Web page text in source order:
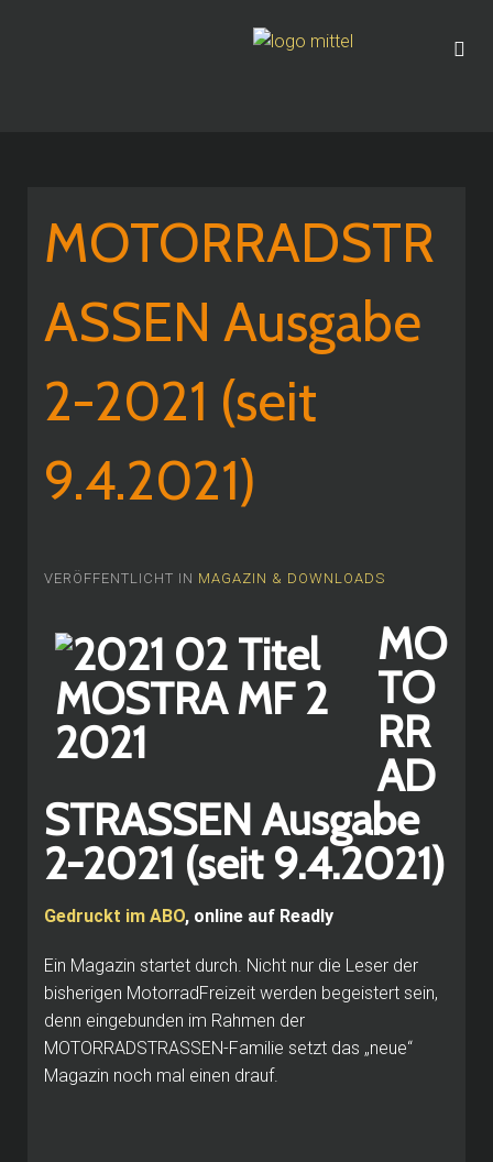
MOTORRADSTR
ASSEN Ausgabe
2-2021 (seit
9.4.2021)
VERÖFFENTLICHT IN MAGAZIN & DOWNLOADS
MO
TO
RR
AD
STRASSEN Ausgabe
2-2021 (seit 9.4.2021)
Gedruckt im ABO, online auf Readly
Ein Magazin startet durch. Nicht nur die Leser der
bisherigen MotorradFreizeit werden begeistert sein,
denn eingebunden im Rahmen der
MOTORRADSTRASSEN-Familie setzt das „neue“
Magazin noch mal einen drauf.